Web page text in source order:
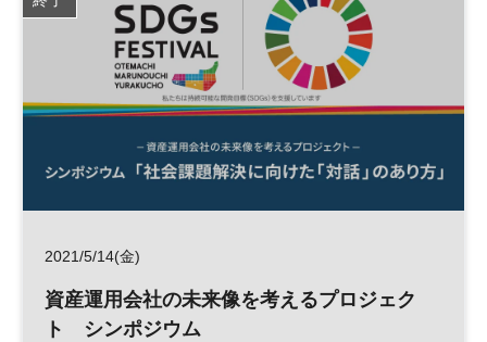
2021/5/14(金)
資産運用会社の未来像を考えるプロジェク
ト シンポジウム